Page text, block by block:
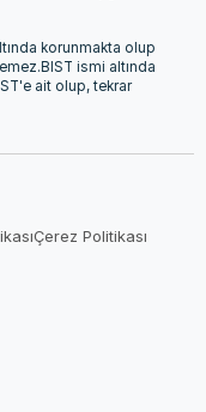
korunmakta olup
ismi altında
ait olup, tekrar
Çerez Politikası